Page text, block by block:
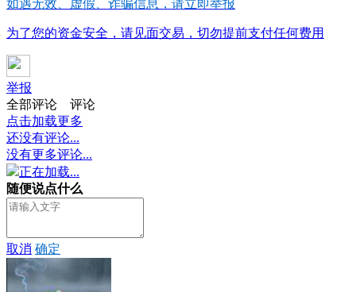
如遇无效、虚假、诈骗信息，请立即举报
为了您的资金安全，请见面交易，切勿提前支付任何费用
举报
全部评论
评论
点击加载更多
还没有评论...
没有更多评论...
正在加载...
随便说点什么
取消 确定